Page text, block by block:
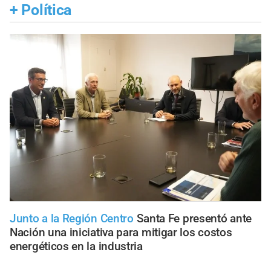
+ Política
Junto a la Región Centro Santa Fe presentó ante
Nación una iniciativa para mitigar los costos
energéticos en la industria